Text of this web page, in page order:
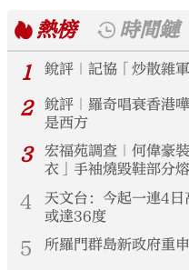
熱榜
時間鏈
1
銳評｜記協「炒散雜
2
銳評｜羅奇唱衰香港
是西方
3
宏福苑調查｜何偉豪
衣」手袖燒毀鞋部分
4
天文台：今起一連4
或達36度
5 所羅門群島新政府重